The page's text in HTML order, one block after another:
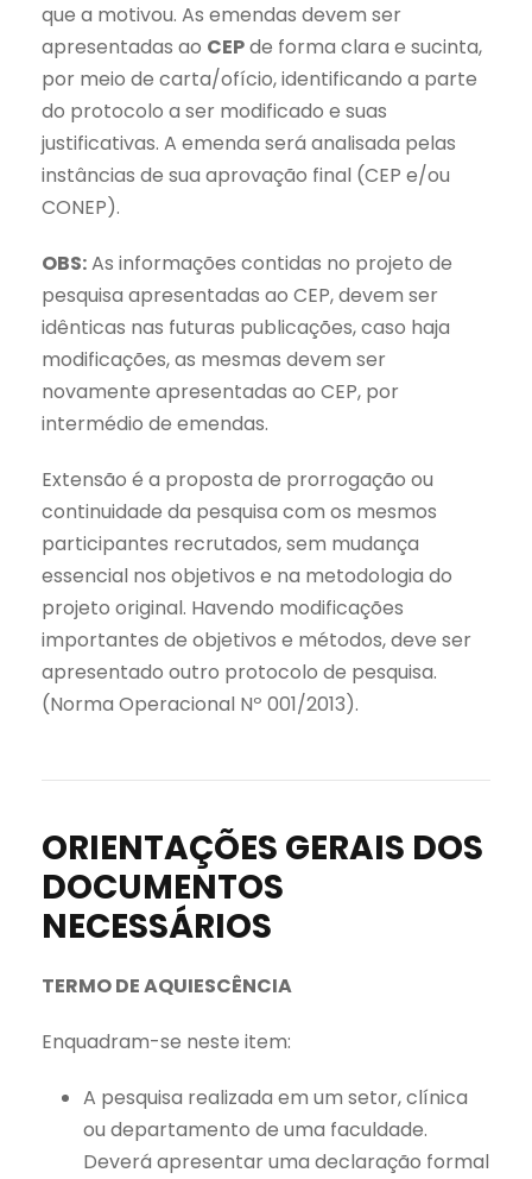
que a motivou. As emendas devem ser
apresentadas ao CEPde forma clara e sucinta,
por meio de carta/ofício, identificando a parte
do protocolo a ser modificado e suas
justificativas. A emenda será analisada pelas
instâncias de sua aprovação final (CEP e/ou
CONEP).
OBS:As informações contidas no projeto de
pesquisa apresentadas ao CEP, devem ser
idênticas nas futuras publicações, caso haja
modificações, as mesmas devem ser
novamente apresentadas ao CEP, por
intermédio de emendas.
Extensão é a proposta de prorrogação ou
continuidade da pesquisa com os mesmos
participantes recrutados, sem mudança
essencial nos objetivos e na metodologia do
projeto original. Havendo modificações
importantes de objetivos e métodos, deve ser
apresentado outro protocolo de pesquisa.
(Norma Operacional Nº 001/2013).
ORIENTAÇÕES GERAIS DOS
DOCUMENTOS
NECESSÁRIOS
TERMO DE AQUIESCÊNCIA
Enquadram-se neste item:
A pesquisa realizada em um setor, clínica
ou departamento de uma faculdade.
Deverá apresentar uma declaração formal